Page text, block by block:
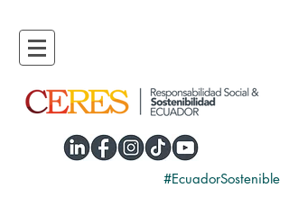
#EcuadorSostenible